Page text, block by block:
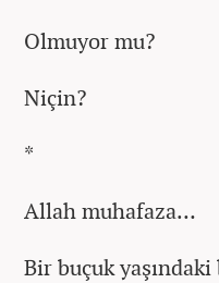
Olmuyor mu?
Niçin?
*
Allah muhafaza…
Bir buçuk